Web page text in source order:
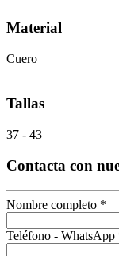
Material
Cuero
Tallas
37 - 43
Contacta con
Nombre completo *
Teléfono - WhatsApp